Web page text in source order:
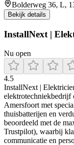
Bolderweg 36, L,
Bekijk details
InstallNext |
Nu open
4.5
InstallNext |
elektrotechniekbedrijf
Amersfoort met
thuisbatterijen en
beoordeeld met de
Trustpilot), waarbij
communicatie en